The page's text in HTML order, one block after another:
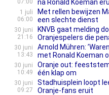
07:00
na Ronald Koeman
1 juli
06:00
Met rellen bewijzen
een slechte dienst
30 juni
21:16
KNVB gaat melding
Oranjespelers die
30 juni
13:43
Arnold Mühren:
met Ronald Koeman
30 juni
10:49
Oranje out:
één klap om
30 juni
09:27
Stadhuisplein loopt
Oranje-fans eruit